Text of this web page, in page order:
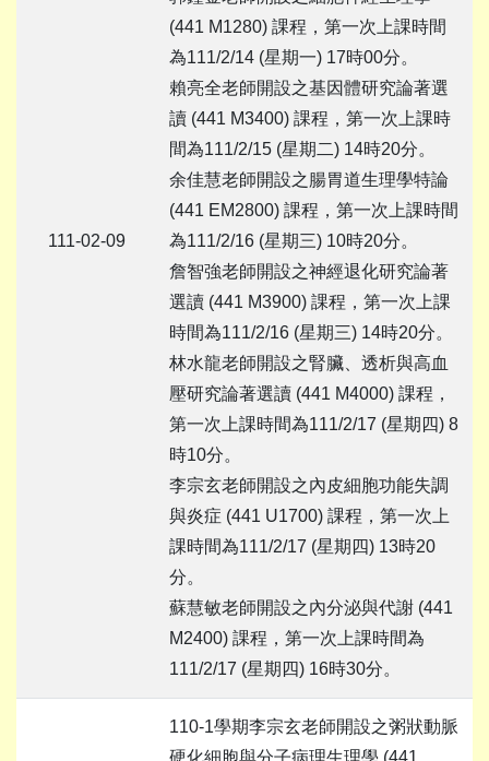
111-02-09
(441 M1280) 課程，第一次上課時間
為111/2/14 (星期一) 17時00分。
賴亮全老師開設之基因體研究論著選
讀 (441 M3400) 課程，第一次上課時
間為111/2/15 (星期二) 14時20分。
余佳慧老師開設之腸胃道生理學特論
(441 EM2800) 課程，第一次上課時間
為111/2/16 (星期三) 10時20分。
詹智強老師開設之神經退化研究論著
選讀 (441 M3900) 課程，第一次上課
時間為111/2/16 (星期三) 14時20分。
林水龍老師開設之腎臟、透析與高血
壓研究論著選讀 (441 M4000) 課程，
第一次上課時間為111/2/17 (星期四) 8
時10分。
李宗玄老師開設之內皮細胞功能失調
與炎症 (441 U1700) 課程，第一次上
課時間為111/2/17 (星期四) 13時20
分。
蘇慧敏老師開設之內分泌與代謝 (441
M2400) 課程，第一次上課時間為
111/2/17 (星期四) 16時30分。
110-1學期李宗玄老師開設之粥狀動脈
硬化細胞與分子病理生理學 (441